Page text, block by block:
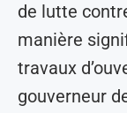
de lutte
manière
travaux
gouverneur